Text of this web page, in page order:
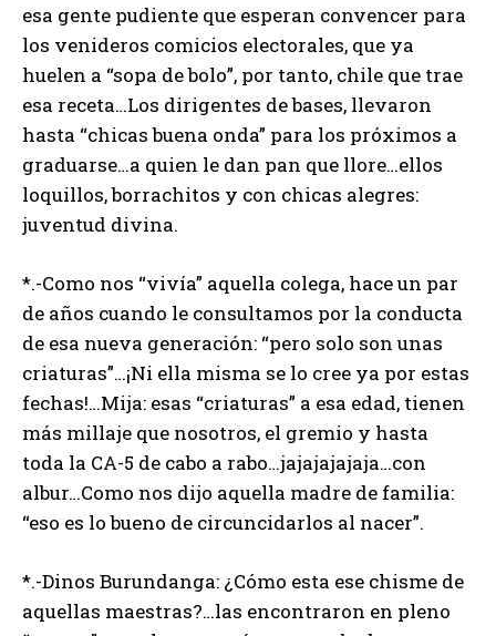
esa gente pudiente que esperan convencer para
los venideros comicios electorales, que ya
huelen a “sopa de bolo”, por tanto, chile que trae
esa receta…Los dirigentes de bases, llevaron
hasta “chicas buena onda” para los próximos a
graduarse…a quien le dan pan que llore…ellos
loquillos, borrachitos y con chicas alegres:
juventud divina.
*.-Como nos “vivía” aquella colega, hace un par
de años cuando le consultamos por la conducta
de esa nueva generación: “pero solo son unas
criaturas”…¡Ni ella misma se lo cree ya por estas
fechas!…Mija: esas “criaturas” a esa edad, tienen
más millaje que nosotros, el gremio y hasta
toda la CA-5 de cabo a rabo…jajajajajaja…con
albur…Como nos dijo aquella madre de familia:
“eso es lo bueno de circuncidarlos al nacer”.
*.-Dinos Burundanga: ¿Cómo esta ese chisme de
aquellas maestras?…las encontraron en pleno